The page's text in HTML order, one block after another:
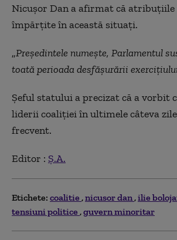
Nicuşor Dan a afirmat că
împărţite în această situaţi.
„Preşedintele numeşte, Parlamentul
toată perioada desfăşurării
Şeful statului a precizat că a vorbit
liderii coaliţiei în ultimele câteva
frecvent.
Editor : Ș.A.
Etichete: coalitie nicusor dan ilie
tensiuni politice guvern minoritar